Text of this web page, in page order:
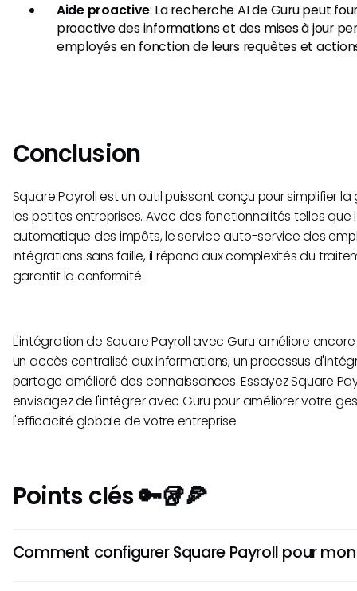
Aide proactive: La recherche AI de Guru peut
proactive des informations et des mises à jour
employés en fonction de leurs requêtes et
Conclusion
Square Payroll est un outil puissant conçu pour simplifier
les petites entreprises. Avec des fonctionnalités telles
automatique des impôts, le service auto-service des
intégrations sans faille, il répond aux complexités du
garantit la conformité.
L'intégration de Square Payroll avec Guru améliore
un accès centralisé aux informations, un processus
partage amélioré des connaissances. Essayez Square
envisagez de l'intégrer avec Guru pour améliorer votre
l'efficacité globale de votre entreprise.
Points clés 🔑🥡🍕
Comment configurer Square Payroll pour